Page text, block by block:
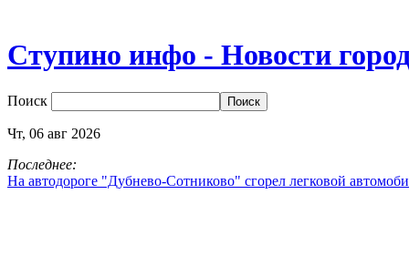
Ступино инфо - Новости
Поиск
Чт, 06 авг 2026
Последнее:
На автодороге "Дубнево‑Сотниково" сгорел легковой